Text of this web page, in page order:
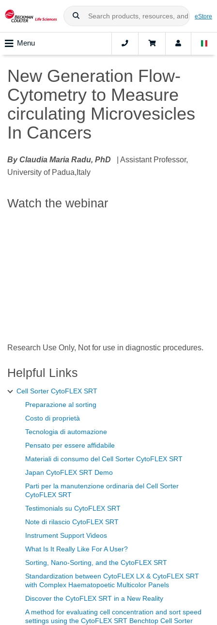
eStore
Menu
New Generation Flow-
Cytometry to Measure
circulating Microvesicles
In Cancers
By Claudia Maria Radu, PhD
| Assistant Professor,
University of Padua,Italy
Watch the webinar
Research Use Only, Not for use in diagnostic procedures.
Helpful Links
Cell Sorter CytoFLEX SRT
Preparazione al sorting
Costo di proprietà
Tecnologia di automazione
Pensato per essere affidabile
Materiali di consumo del Cell Sorter CytoFLEX SRT
Japan CytoFLEX SRT Demo
Parti per la manutenzione ordinaria del Cell Sorter
CytoFLEX SRT
Testimonials su CytoFLEX SRT
Note di rilascio CytoFLEX SRT
Instrument Support Videos
What Is It Really Like For A User?
Sorting, Nano-Sorting, and the CytoFLEX SRT
Standardization between CytoFLEX LX & CytoFLEX SRT
with Complex Haematopoetic Multicolor Panels
Discover the CytoFLEX SRT in a New Reality
A method for evaluating cell concentration and sort speed
settings using the CytoFLEX SRT Benchtop Cell Sorter